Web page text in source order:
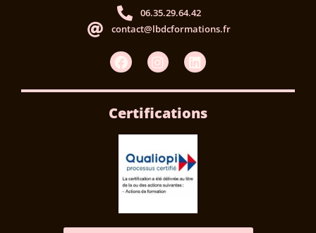
06.35.29.64.42
contact@lbdcformations.fr
Certifications